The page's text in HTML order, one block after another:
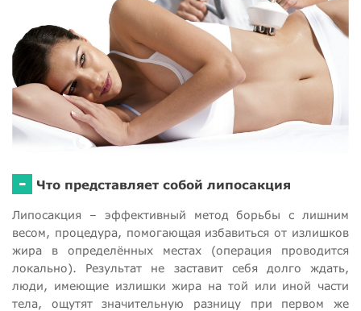
- Что представляет собой липосакция
Липосакция – эффективный метод борьбы с лишним
весом, процедура, помогающая избавиться от излишков
жира в определённых местах (операция проводится
локально). Результат не заставит себя долго ждать,
люди, имеющие излишки жира на той или иной части
тела, ощутят значительную разницу при первом же